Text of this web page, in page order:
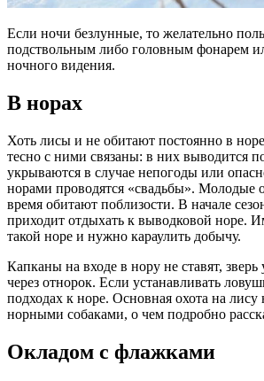
Если ночи безлунные, то желательно
подствольным либо головным фонарем
ночного видения.
В норах
Хоть лисы и не обитают постоянно в
тесно с ними связаны: в них выводится
укрываются в случае непогоды или
норами проводятся «свадьбы». Молодые
время обитают поблизости. В начале
приходит отдыхать к выводковой норе.
такой норе и нужно караулить добычу.
Капканы на входе в нору не ставят, зверь
через отнорок. Если устанавливать
подходах к норе. Основная охота на лису
норными собаками, о чем подробно
Окладом с флажками